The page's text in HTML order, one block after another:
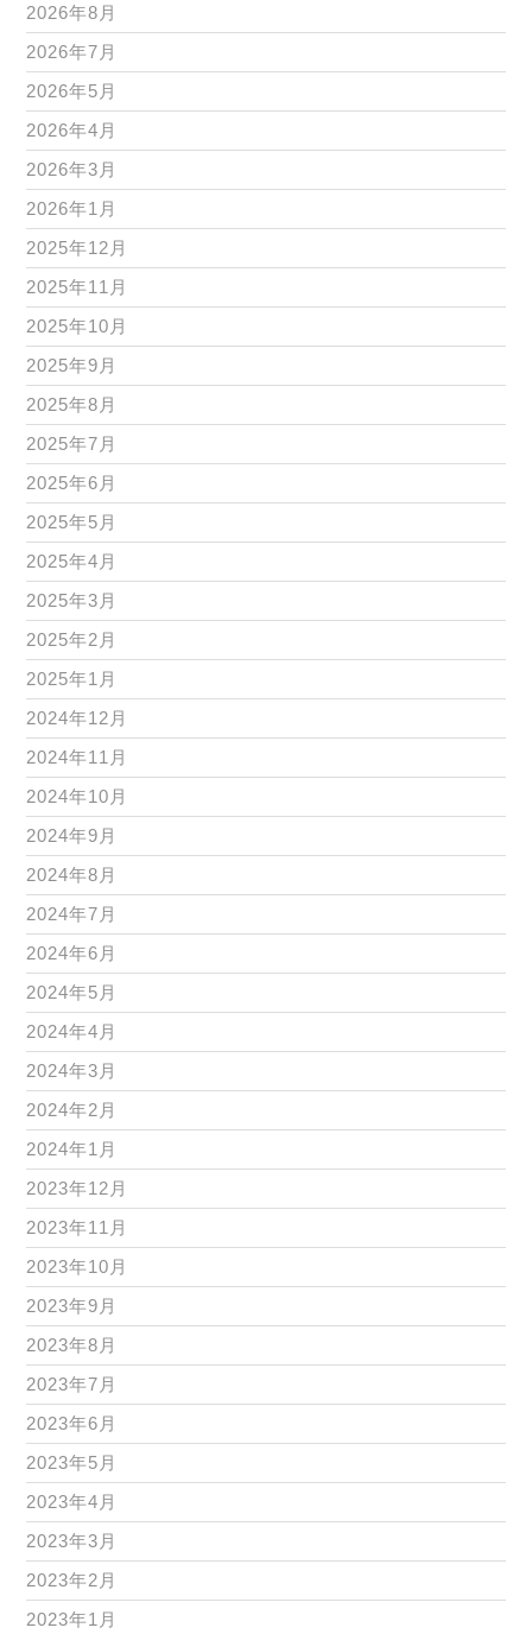
2026年8月
2026年7月
2026年5月
2026年4月
2026年3月
2026年1月
2025年12月
2025年11月
2025年10月
2025年9月
2025年8月
2025年7月
2025年6月
2025年5月
2025年4月
2025年3月
2025年2月
2025年1月
2024年12月
2024年11月
2024年10月
2024年9月
2024年8月
2024年7月
2024年6月
2024年5月
2024年4月
2024年3月
2024年2月
2024年1月
2023年12月
2023年11月
2023年10月
2023年9月
2023年8月
2023年7月
2023年6月
2023年5月
2023年4月
2023年3月
2023年2月
2023年1月